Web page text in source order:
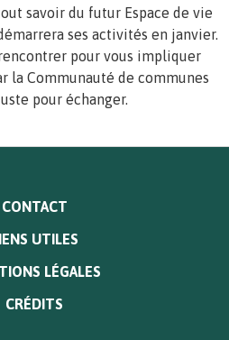
savoir du futur Espace de vie
ses activités en janvier.
pour vous impliquer
la Communauté de communes
pour échanger.
CONTACT
UTILES
LÉGALES
CRÉDITS